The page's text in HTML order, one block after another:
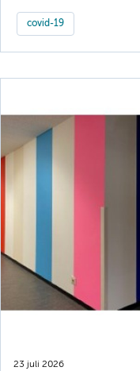
covid-19
23 juli 2026